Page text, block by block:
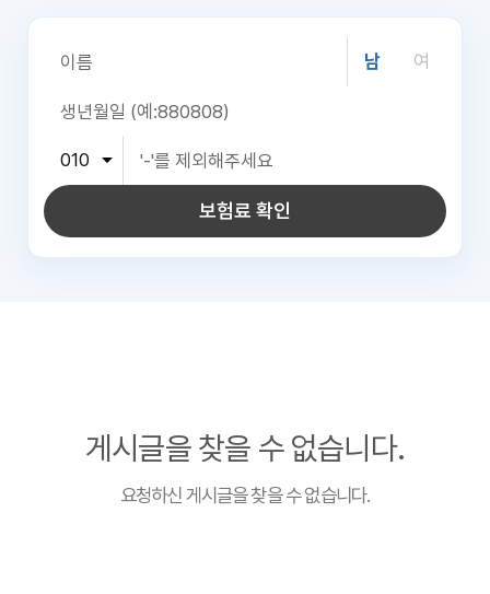
남 여
보험료 확인
게시글을 찾을 수 없습니다.
요청하신 게시글을 찾을 수 없습니다.